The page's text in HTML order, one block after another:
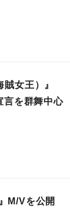
女王）』
を群舞中心
M/Vを公開